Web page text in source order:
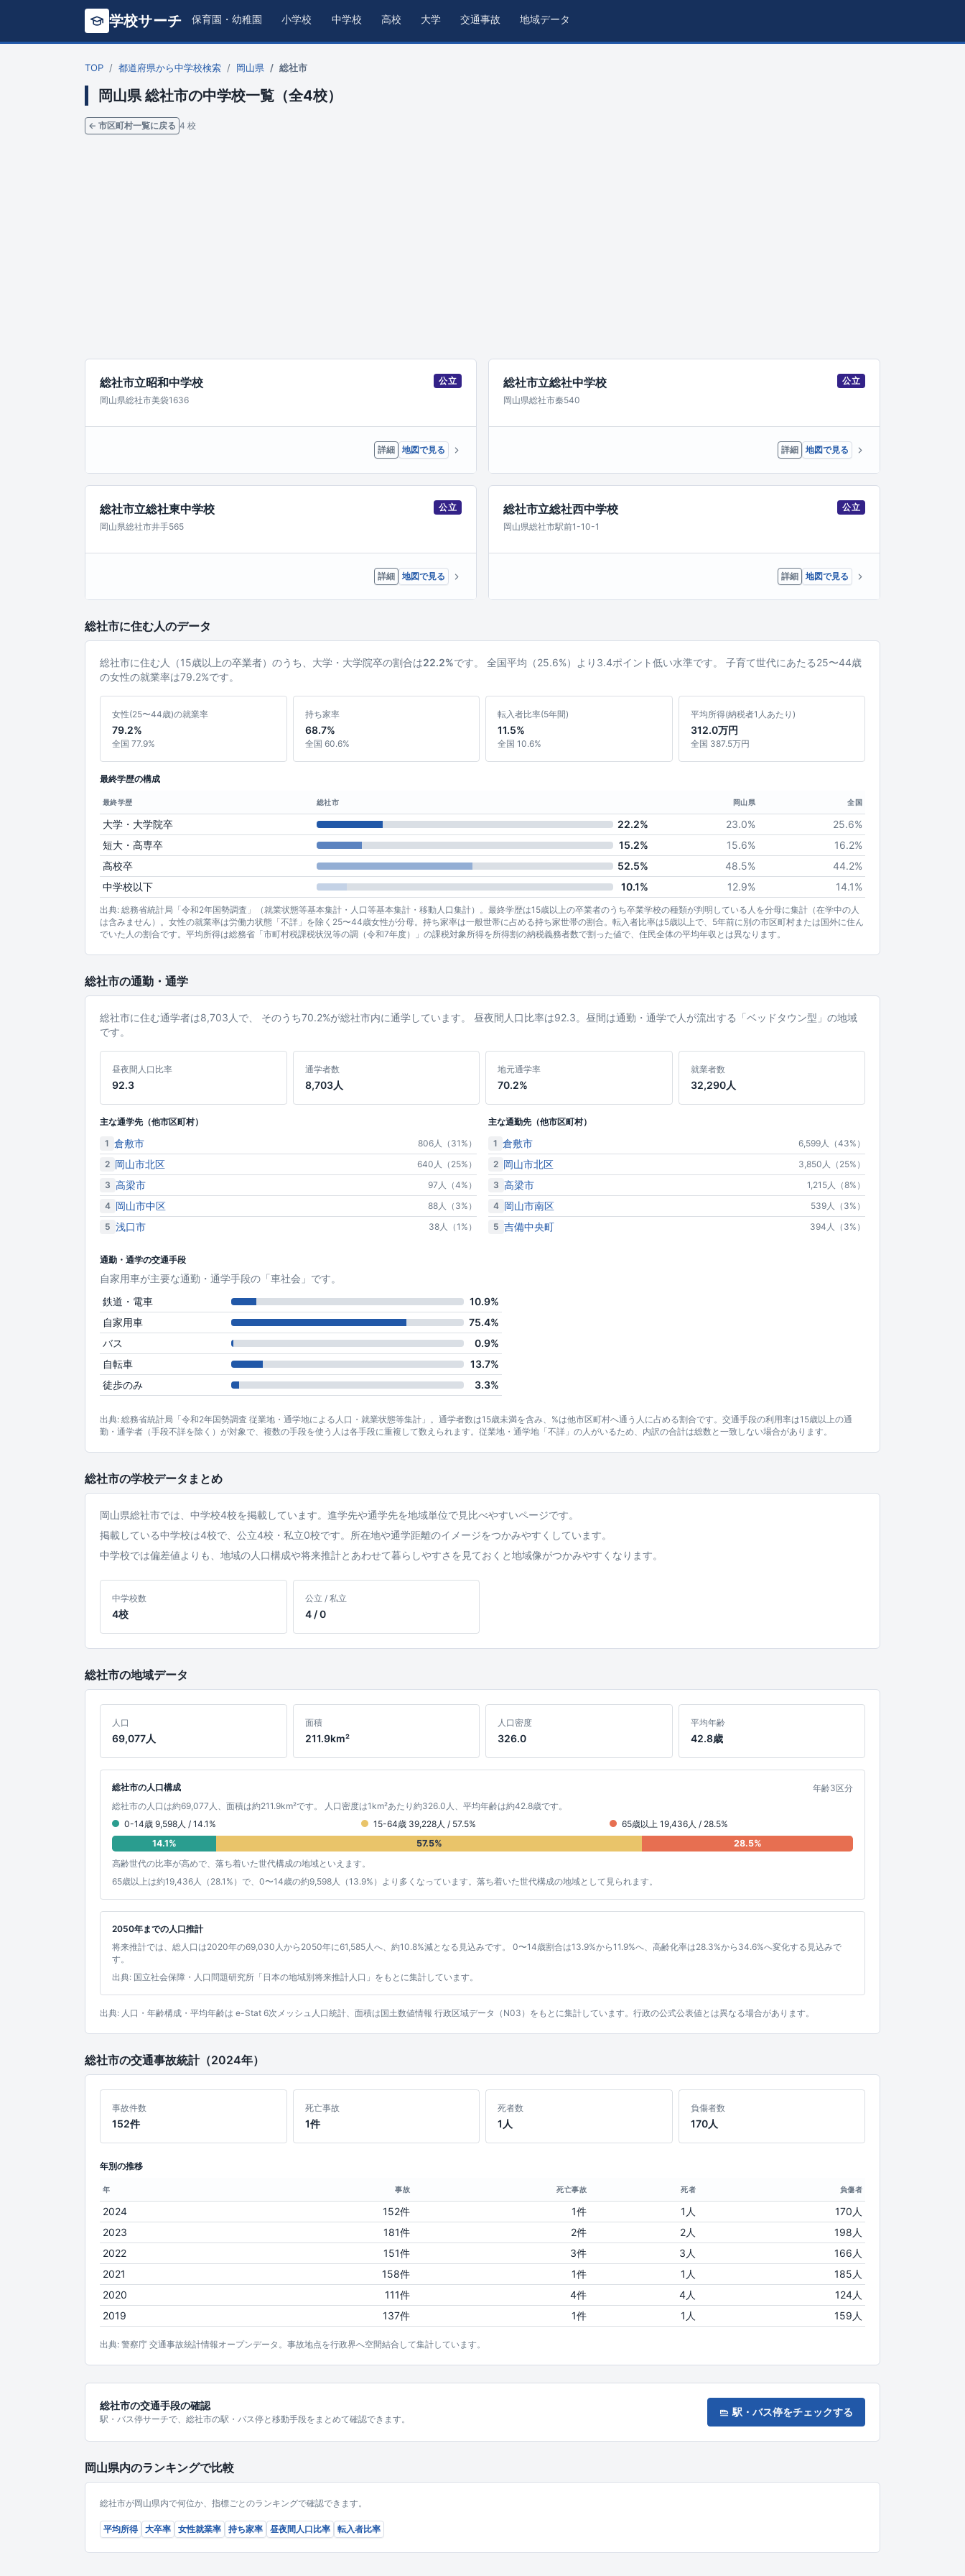
学校サーチ 保育園・幼稚園 小学校 中学校 高校 大学 交通事故 地域データ
TOP 都道府県から中学校検索 岡山県 総社市
岡山県 総社市の中学校一覧（全4校）
← 市区町村一覧に戻る 4 校
総社市立昭和中学校
公立
岡山県総社市美袋1636
詳細 地図で見る
総社市立総社中学校
公立
岡山県総社市秦540
詳細 地図で見る
総社市立総社東中学校
公立
岡山県総社市井手565
詳細 地図で見る
総社市立総社西中学校
公立
岡山県総社市駅前1-10-1
詳細 地図で見る
総社市に住む人のデータ
総社市に住む人（15歳以上の卒業者）のうち、大学・大学院卒の割合は22.2%です。 全国平均（25.6%）より3.4ポイント低い水準です。 子育て世代にあたる25〜44歳
の女性の就業率は79.2%です。
女性(25〜44歳)の就業率
79.2%
全国 77.9%
持ち家率
68.7%
全国 60.6%
転入者比率(5年間)
11.5%
全国 10.6%
平均所得(納税者1人あたり)
312.0万円
全国 387.5万円
最終学歴の構成
最終学歴 総社市 岡山県 全国
大学・大学院卒 22.2% 23.0%
25.6%
短大・高専卒
15.2% 15.6%
16.2%
高校卒
52.5% 48.5%
44.2%
中学校以下
10.1% 12.9% 14.1%
出典: 総務省統計局「令和2年国勢調査」（就業状態等基本集計・人口等基本集計・移動人口集計）。最終学歴は15歳以上の卒業者のうち卒業学校の種類が判明している人を分母に集計（在学中の人
は含みません）。女性の就業率は労働力状態「不詳」を除く25〜44歳女性が分母。持ち家率は一般世帯に占める持ち家世帯の割合。転入者比率は5歳以上で、5年前に別の市区町村または国外に住ん
でいた人の割合です。平均所得は総務省「市町村税課税状況等の調（令和7年度）」の課税対象所得を所得割の納税義務者数で割った値で、住民全体の平均年収とは異なります。
総社市の通勤・通学
総社市に住む通学者は8,703人で、 そのうち70.2%が総社市内に通学しています。 昼夜間人口比率は92.3。昼間は通勤・通学で人が流出する「ベッドタウン型」の地域
です。
昼夜間人口比率
92.3
通学者数
8,703人
地元通学率
70.2%
就業者数
32,290人
主な通学先（他市区町村）
1 倉敷市
806人（31%）
2 岡山市北区
640人（25%）
3 高梁市
97人（4%）
4 岡山市中区
88人（3%）
5 浅口市 38人（1%）
主な通勤先（他市区町村）
1 倉敷市
6,599人（43%）
2 岡山市北区
3,850人（25%）
3 高梁市
1,215人（8%）
4 岡山市南区
539人（3%）
5 吉備中央町 394人（3%）
通勤・通学の交通手段
自家用車が主要な通勤・通学手段の「車社会」です。
鉄道・電車
10.9%
自家用車
75.4%
バス
0.9%
自転車
13.7%
徒歩のみ
3.3%
出典: 総務省統計局「令和2年国勢調査 従業地・通学地による人口・就業状態等集計」。通学者数は15歳未満を含み、%は他市区町村へ通う人に占める割合です。交通手段の利用率は15歳以上の通
勤・通学者（手段不詳を除く）が対象で、複数の手段を使う人は各手段に重複して数えられます。従業地・通学地「不詳」の人がいるため、内訳の合計は総数と一致しない場合があります。
総社市の学校データまとめ
岡山県総社市では、中学校4校を掲載しています。進学先や通学先を地域単位で見比べやすいページです。
掲載している中学校は4校で、公立4校・私立0校です。所在地や通学距離のイメージをつかみやすくしています。
中学校では偏差値よりも、地域の人口構成や将来推計とあわせて暮らしやすさを見ておくと地域像がつかみやすくなります。
中学校数
4校
公立 / 私立
4 / 0
総社市の地域データ
人口
69,077人
面積
211.9km²
人口密度
326.0
平均年齢
42.8歳
総社市の人口構成
年齢3区分
総社市の人口は約69,077人、面積は約211.9km²です。 人口密度は1km²あたり約326.0人、平均年齢は約42.8歳です。
0-14歳 9,598人 / 14.1%
15-64歳 39,228人 / 57.5%
65歳以上 19,436人 / 28.5%
14.1%
57.5%
28.5%
高齢世代の比率が高めで、落ち着いた世代構成の地域といえます。
65歳以上は約19,436人（28.1%）で、0〜14歳の約9,598人（13.9%）より多くなっています。落ち着いた世代構成の地域として見られます。
2050年までの人口推計
将来推計では、総人口は2020年の69,030人から2050年に61,585人へ、約10.8%減となる見込みです。 0〜14歳割合は13.9%から11.9%へ、高齢化率は28.3%から34.6%へ変化する見込みで
す。
出典: 国立社会保障・人口問題研究所「日本の地域別将来推計人口」をもとに集計しています。
出典: 人口・年齢構成・平均年齢は e-Stat 6次メッシュ人口統計、面積は国土数値情報 行政区域データ（N03）をもとに集計しています。行政の公式公表値とは異なる場合があります。
総社市の交通事故統計（2024年）
事故件数
152件
死亡事故
1件
死者数
1人
負傷者数
170人
年別の推移
年 事故 死亡事故 死者 負傷者
2024 152件 1件 1人
170人
2023
181件 2件 2人
198人
2022
151件 3件 3人
166人
2021
158件 1件 1人
185人
2020
111件 4件 4人
124人
2019
137件 1件 1人 159人
出典: 警察庁 交通事故統計情報オープンデータ。事故地点を行政界へ空間結合して集計しています。
総社市の交通手段の確認
駅・バス停サーチで、総社市の駅・バス停と移動手段をまとめて確認できます。
駅・バス停をチェックする
岡山県内のランキングで比較
総社市が岡山県内で何位か、指標ごとのランキングで確認できます。
平均所得 大卒率 女性就業率 持ち家率 昼夜間人口比率 転入者比率